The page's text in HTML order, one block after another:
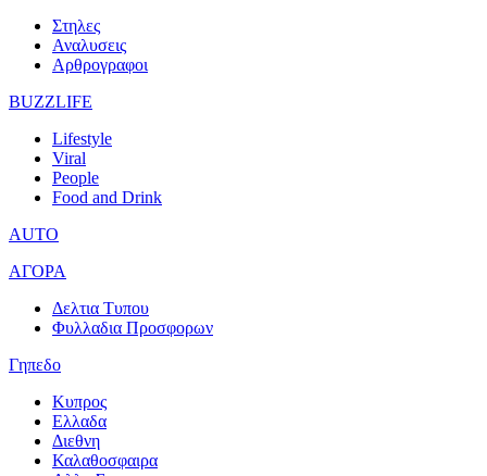
Στηλες
Αναλυσεις
Αρθρογραφοι
BUZZLIFE
Lifestyle
Viral
People
Food and Drink
AUTO
ΑΓΟΡΑ
Δελτια Τυπου
Φυλλαδια Προσφορων
Γηπεδο
Κυπρος
Ελλαδα
Διεθνη
Καλαθοσφαιρα